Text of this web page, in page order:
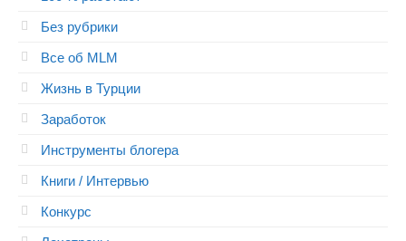
Без рубрики
Все об MLM
Жизнь в Турции
Заработок
Инструменты блогера
Книги / Интервью
Конкурс